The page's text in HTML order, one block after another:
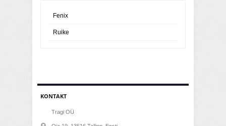
Fenix
Ruike
KONTAKT
Tragi OÜ